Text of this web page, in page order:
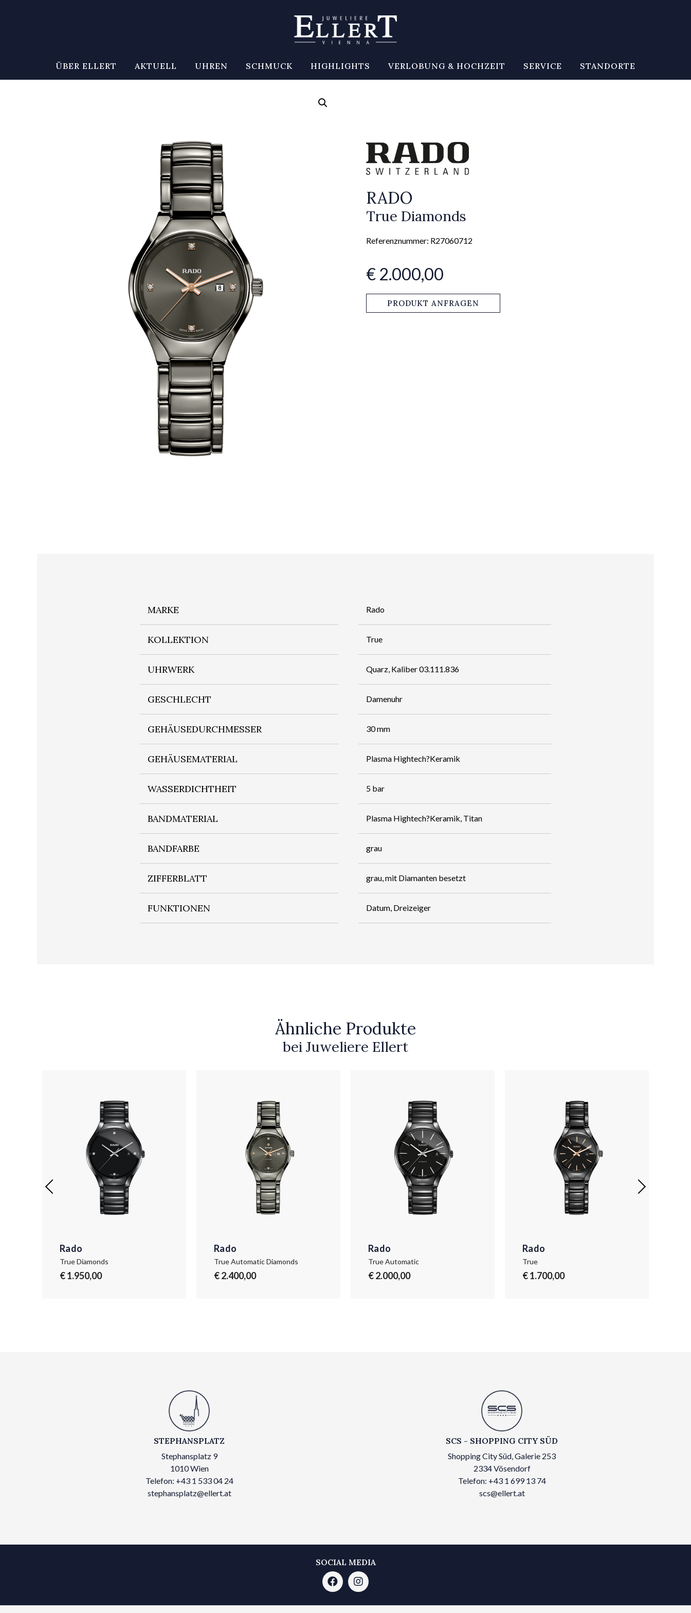
ÜBER ELLERT AKTUELL UHREN SCHMUCK HIGHLIGHTS VERLOBUNG & HOCHZEIT SERVICE STANDORTE
RADO
True Diamonds
Referenznummer: R27060712
€ 2.000,00
PRODUKT ANFRAGEN
MARKE Rado
KOLLEKTION True
UHRWERK Quarz, Kaliber 03.111.836
GESCHLECHT Damenuhr
GEHÄUSEDURCHMESSER 30 mm
GEHÄUSEMATERIAL Plasma Hightech?Keramik
WASSERDICHTHEIT 5 bar
BANDMATERIAL Plasma Hightech?Keramik, Titan
BANDFARBE grau
ZIFFERBLATT grau, mit Diamanten besetzt
FUNKTIONEN Datum, Dreizeiger
Ähnliche Produkte
bei Juweliere Ellert
Rado
True Diamonds
€ 1.950,00
Rado
True Automatic Diamonds
€ 2.400,00
Rado
True Automatic
€ 2.000,00
Rado
True
€ 1.700,00
STEPHANSPLATZ
Stephansplatz 9
1010 Wien
Telefon: +43 1 533 04 24
stephansplatz@ellert.at
SCS - SHOPPING CITY SÜD
Shopping City Süd, Galerie 253
2334 Vösendorf
Telefon: +43 1 699 13 74
scs@ellert.at
SOCIAL MEDIA